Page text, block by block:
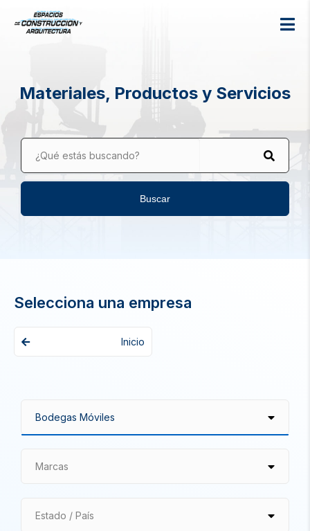
Materiales, Productos y Servicios
¿Qué estás buscando?
Buscar
Selecciona una empresa
Inicio
Marcas
Estado / País